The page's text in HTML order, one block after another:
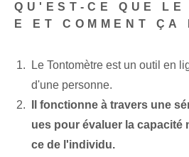
QU'EST-CE QUE LE
E ET COMMENT ÇA
Le Tontomètre est un outil en
d'une personne.
Il fonctionne à travers une
ues pour évaluer la capacité
ce de l'individu.